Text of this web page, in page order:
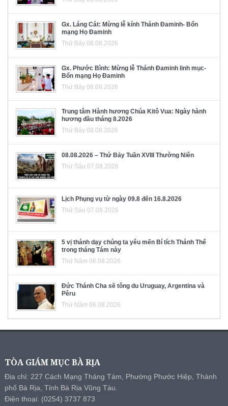
Gx. Láng Cát: Mừng lễ kính Thánh Đaminh- Bổn
mạng Họ Đaminh
Thứ Bảy 08.08.2026
Gx. Phước Bình: Mừng lễ Thánh Đaminh linh mục-
Bổn mạng Họ Đaminh
Thứ Bảy 08.08.2026
Trung tâm Hành hương Chúa Kitô Vua: Ngày hành
hương đầu tháng 8.2026
Thứ Bảy 08.08.2026
08.08.2026 – Thứ Bảy Tuần XVIII Thường Niên
Thứ Sáu 07.08.2026
Lịch Phụng vụ từ ngày 09.8 đến 16.8.2026
Thứ Sáu 07.08.2026
5 vị thánh dạy chúng ta yêu mến Bí tích Thánh Thể
trong tháng Tám này
Thứ Năm 06.08.2026
Đức Thánh Cha sẽ tông du Uruguay, Argentina và
Pêru
Thứ Năm 06.08.2026
TÒA GIÁM MỤC BÀ RỊA
Địa chỉ: 227 Cách Mạng Tháng Tám, Phường Phước Hiệp, Thành
phố Bà Rịa, Tỉnh Bà Rịa Vũng Tàu.
Điện thoại: (0254) 3737 873